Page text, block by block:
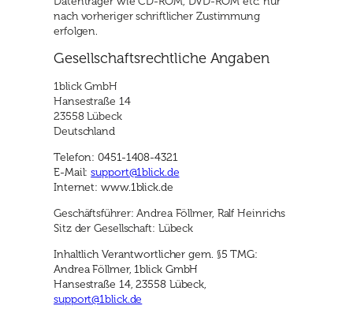
nach vorheriger schriftlicher Zustimmung
erfolgen.
Gesellschaftsrechtliche Angaben
1blick GmbH
Hansestraße 14
23558 Lübeck
Deutschland
Telefon: 0451-1408-4321
E-Mail:support@1blick.de
Internet: www.1blick.de
Geschäftsführer: Andrea Föllmer, Ralf Heinrichs
Sitz der Gesellschaft: Lübeck
Inhaltlich Verantwortlicher gem. §5 TMG:
Andrea Föllmer, 1blick GmbH
Hansestraße 14, 23558 Lübeck,
support@1blick.de